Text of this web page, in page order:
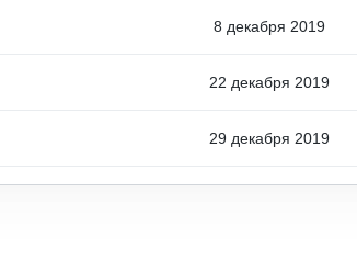
8 декабря 2019
22 декабря 2019
29 декабря 2019